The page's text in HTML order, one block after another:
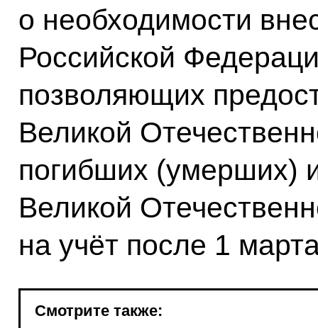
о необходимости
Российской
позволяющих
Великой
погибших (умерших)
Великой
на учёт после 1
Смотрите также: